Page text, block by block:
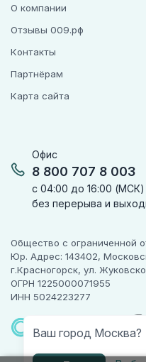
Ваш город Москва?
Офис
8 800 707 8 003
с 04:00 до 16:00 (МСК)
без перерыва и
О компании
Отзывы 009.рф
Контакты
Партнёрам
Карта сайта
Общество с ограниченной
Юр. Адрес: 143402,
г.Красногорск, ул.
ОГРН 1225000071955
ИНН 5024223277